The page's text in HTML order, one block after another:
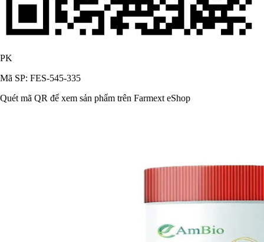
PK
Mã SP: FES-545-335
Quét mã QR để xem sản phẩm trên Farmext eShop